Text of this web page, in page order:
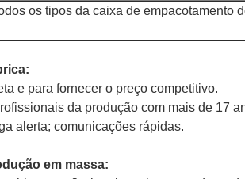
os tipos da caixa de empacotamento
e para fornecer o preço competitivo.
da produção com mais de 17
alerta; comunicações rápidas.
em massa: